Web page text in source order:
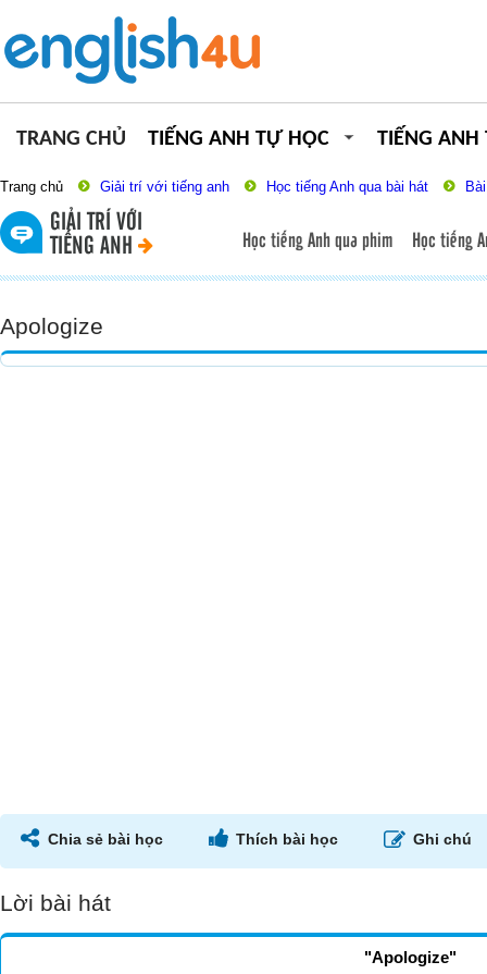
TRANG CHỦ TIẾNG ANH TỰ HỌC TIẾNG ANH
Trang chủ Giải trí với tiếng anh Học tiếng Anh qua bài hát
GIẢI TRÍ VỚI
TIẾNG ANH
Học tiếng Anh qua phim Học tiếng
Apologize
Chia sẻ bài học Thích bài học Ghi chú
Lời bài hát
"Apologize"